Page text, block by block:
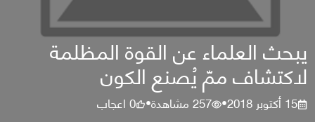
يبحث العلماء عن القوة المظلمة
لاكتشاف ممّ يُصنع الكون
15 أكتوبر 2018 •
257مشاهدة•
0اعجاب